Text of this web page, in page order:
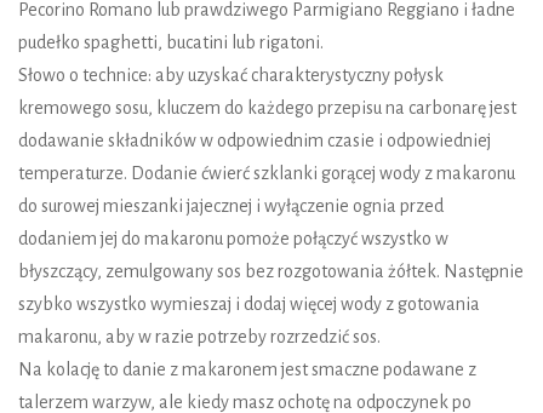
Pecorino Romano lub prawdziwego Parmigiano Reggiano i ładne
pudełko spaghetti, bucatini lub rigatoni.
Słowo o technice: aby uzyskać charakterystyczny połysk
kremowego sosu, kluczem do każdego przepisu na carbonarę jest
dodawanie składników w odpowiednim czasie i odpowiedniej
temperaturze. Dodanie ćwierć szklanki gorącej wody z makaronu
do surowej mieszanki jajecznej i wyłączenie ognia przed
dodaniem jej do makaronu pomoże połączyć wszystko w
błyszczący, zemulgowany sos bez rozgotowania żółtek. Następnie
szybko wszystko wymieszaj i dodaj więcej wody z gotowania
makaronu, aby w razie potrzeby rozrzedzić sos.
Na kolację to danie z makaronem jest smaczne podawane z
talerzem warzyw, ale kiedy masz ochotę na odpoczynek po